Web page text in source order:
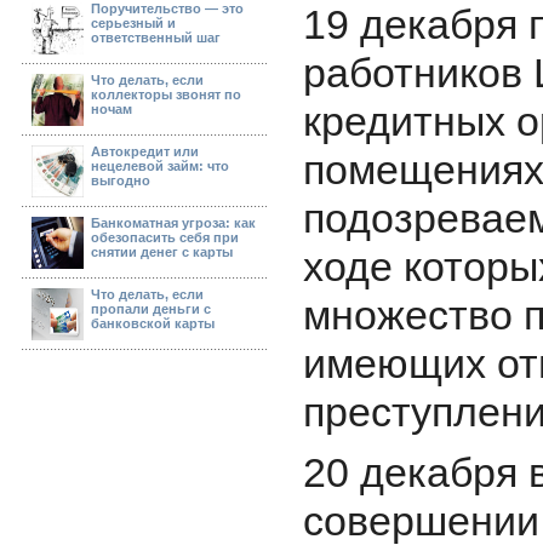
Поручительство — это
серьезный и
ответственный шаг
Что делать, если
коллекторы звонят по
ночам
Автокредит или
нецелевой займ: что
выгодно
Банкоматная угроза: как
обезопасить себя при
снятии денег с карты
Что делать, если
пропали деньги с
банковской карты
19 декабря
кредитных
ходе
множество
имеющих
20 декабря